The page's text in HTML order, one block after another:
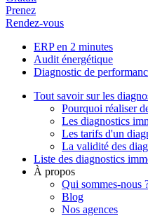
Prenez
Rendez-vous
ERP en 2 minutes
Audit énergétique
Diagnostic de
Tout savoir sur les
Pourquoi réaliser
Les diagnostics
Les tarifs d'un
La validité des
Liste des diagnostics
À propos
Qui sommes-nous
Blog
Nos agences